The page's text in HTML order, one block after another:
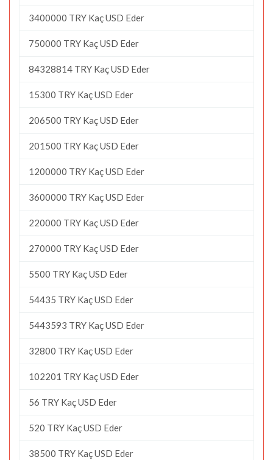
3400000 TRY Kaç USD Eder
750000 TRY Kaç USD Eder
84328814 TRY Kaç USD Eder
15300 TRY Kaç USD Eder
206500 TRY Kaç USD Eder
201500 TRY Kaç USD Eder
1200000 TRY Kaç USD Eder
3600000 TRY Kaç USD Eder
220000 TRY Kaç USD Eder
270000 TRY Kaç USD Eder
5500 TRY Kaç USD Eder
54435 TRY Kaç USD Eder
5443593 TRY Kaç USD Eder
32800 TRY Kaç USD Eder
102201 TRY Kaç USD Eder
56 TRY Kaç USD Eder
520 TRY Kaç USD Eder
38500 TRY Kaç USD Eder